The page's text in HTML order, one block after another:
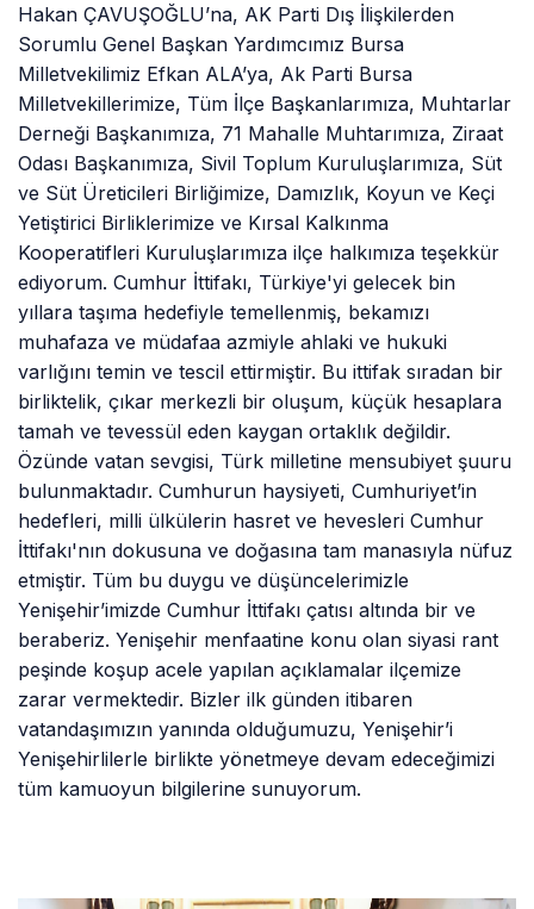
Hakan ÇAVUŞOĞLU’na, AK Parti Dış İlişkilerden
Sorumlu Genel Başkan Yardımcımız Bursa
Milletvekilimiz Efkan ALA’ya, Ak Parti Bursa
Milletvekillerimize, Tüm İlçe Başkanlarımıza, Muhtarlar
Derneği Başkanımıza, 71 Mahalle Muhtarımıza, Ziraat
Odası Başkanımıza, Sivil Toplum Kuruluşlarımıza, Süt
ve Süt Üreticileri Birliğimize, Damızlık, Koyun ve Keçi
Yetiştirici Birliklerimize ve Kırsal Kalkınma
Kooperatifleri Kuruluşlarımıza ilçe halkımıza teşekkür
ediyorum. Cumhur İttifakı, Türkiye'yi gelecek bin
yıllara taşıma hedefiyle temellenmiş, bekamızı
muhafaza ve müdafaa azmiyle ahlaki ve hukuki
varlığını temin ve tescil ettirmiştir. Bu ittifak sıradan bir
birliktelik, çıkar merkezli bir oluşum, küçük hesaplara
tamah ve tevessül eden kaygan ortaklık değildir.
Özünde vatan sevgisi, Türk milletine mensubiyet şuuru
bulunmaktadır. Cumhurun haysiyeti, Cumhuriyet’in
hedefleri, milli ülkülerin hasret ve hevesleri Cumhur
İttifakı'nın dokusuna ve doğasına tam manasıyla nüfuz
etmiştir. Tüm bu duygu ve düşüncelerimizle
Yenişehir’imizde Cumhur İttifakı çatısı altında bir ve
beraberiz. Yenişehir menfaatine konu olan siyasi rant
peşinde koşup acele yapılan açıklamalar ilçemize
zarar vermektedir. Bizler ilk günden itibaren
vatandaşımızın yanında olduğumuzu, Yenişehir’i
Yenişehirlilerle birlikte yönetmeye devam edeceğimizi
tüm kamuoyun bilgilerine sunuyorum.